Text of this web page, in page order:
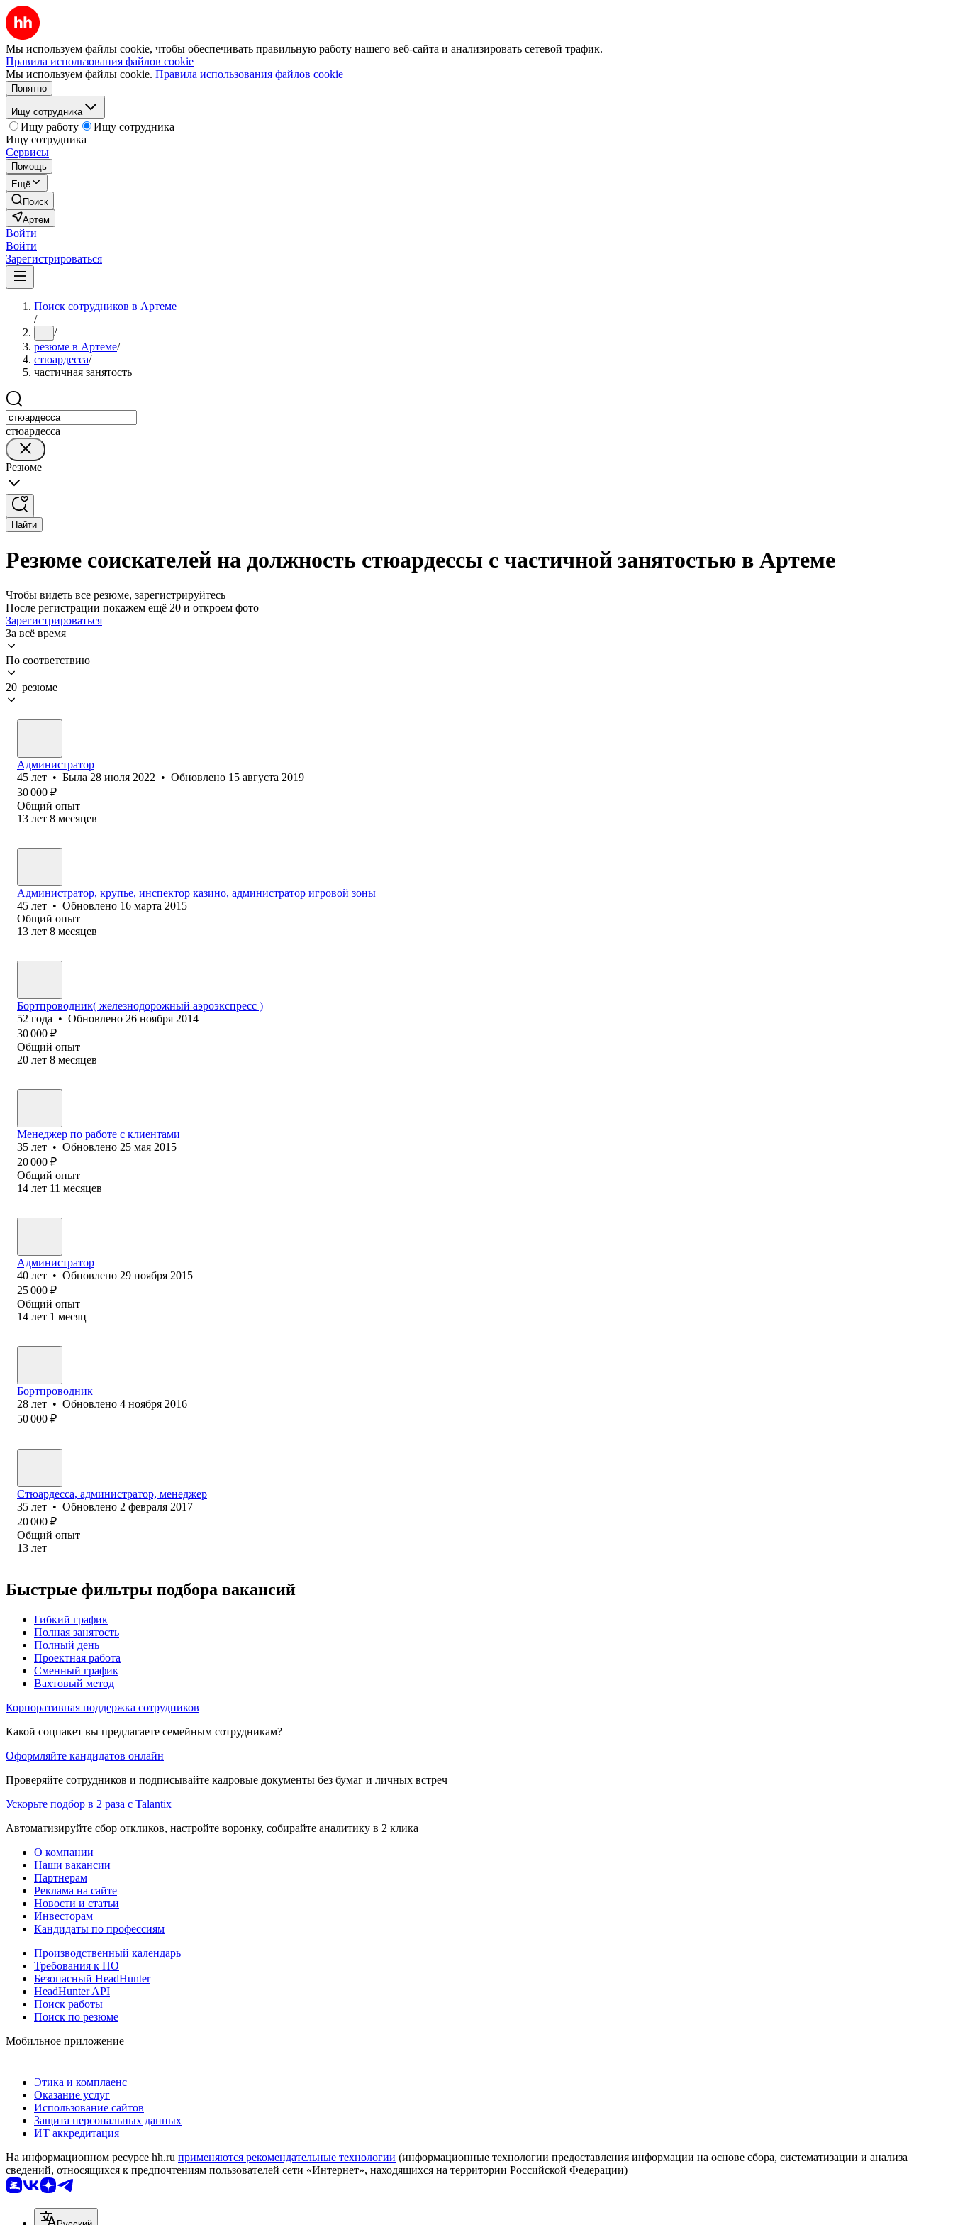
Мы используем файлы cookie, чтобы обеспечивать правильную работу нашего веб-сайта и анализировать сетевой трафик.
Правила использования файлов cookie
Мы используем файлы cookie. Правила использования файлов cookie
Понятно
Ищу сотрудника
Ищу работу
Ищу сотрудника
Ищу сотрудника
Сервисы
Помощь
Ещё
Поиск
Артем
Войти
Войти
Зарегистрироваться
Поиск сотрудников в Артеме
/
... /
резюме в Артеме/
стюардесса/
частичная занятость
стюардесса
Резюме
Найти
Резюме соискателей на должность стюардессы с частичной занятостью в Артеме
Чтобы видеть все резюме, зарегистрируйтесь
После регистрации покажем ещё 20 и откроем фото
Зарегистрироваться
За всё время
По соответствию
20 резюме
Администратор
45 лет • Была 28 июля 2022 • Обновлено 15 августа 2019
30 000 ₽
Общий опыт
13 лет 8 месяцев
Администратор, крупье, инспектор казино, администратор игровой зоны
45 лет • Обновлено 16 марта 2015
Общий опыт
13 лет 8 месяцев
Бортпроводник( железнодорожный аэроэкспресс )
52 года • Обновлено 26 ноября 2014
30 000 ₽
Общий опыт
20 лет 8 месяцев
Менеджер по работе с клиентами
35 лет • Обновлено 25 мая 2015
20 000 ₽
Общий опыт
14 лет 11 месяцев
Администратор
40 лет • Обновлено 29 ноября 2015
25 000 ₽
Общий опыт
14 лет 1 месяц
Бортпроводник
28 лет • Обновлено 4 ноября 2016
50 000 ₽
Стюардесса, администратор, менеджер
35 лет • Обновлено 2 февраля 2017
20 000 ₽
Общий опыт
13 лет
Быстрые фильтры подбора вакансий
Гибкий график
Полная занятость
Полный день
Проектная работа
Сменный график
Вахтовый метод
Корпоративная поддержка сотрудников
Какой соцпакет вы предлагаете семейным сотрудникам?
Оформляйте кандидатов онлайн
Проверяйте сотрудников и подписывайте кадровые документы без бумаг и личных встреч
Ускорьте подбор в 2 раза с Talantix
Автоматизируйте сбор откликов, настройте воронку, собирайте аналитику в 2 клика
О компании
Наши вакансии
Партнерам
Реклама на сайте
Новости и статьи
Инвесторам
Кандидаты по профессиям
Производственный календарь
Требования к ПО
Безопасный HeadHunter
HeadHunter API
Поиск работы
Поиск по резюме
Мобильное приложение
Этика и комплаенс
Оказание услуг
Использование сайтов
Защита персональных данных
ИТ аккредитация
На информационном ресурсе hh.ru применяются рекомендательные технологии (информационные технологии предоставления информации на основе сбора, систематизации и анализа
сведений, относящихся к предпочтениям пользователей сети «Интернет», находящихся на территории Российской Федерации)